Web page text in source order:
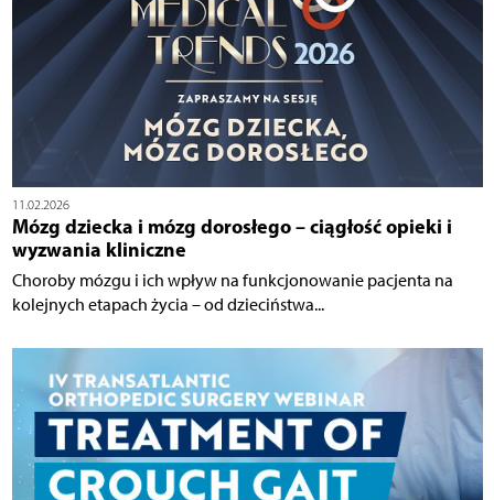
11.02.2026
Mózg dziecka i mózg dorosłego – ciągłość opieki i
wyzwania kliniczne
Choroby mózgu i ich wpływ na funkcjonowanie pacjenta na
kolejnych etapach życia – od dzieciństwa...